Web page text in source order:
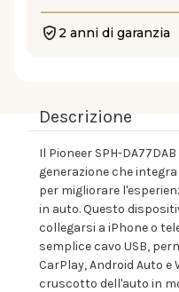
2 anni di garanzia
Descrizione
Il Pioneer SPH-
generazione che
per migliorare
in auto. Questo
collegarsi a iPhone o
semplice cavo USB,
CarPlay, Android Auto
cruscotto dell'auto in